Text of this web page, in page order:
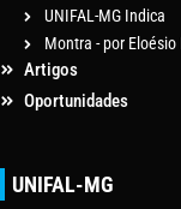
UNIFAL-MG Indica
Montra - por Eloésio
Artigos
Oportunidades
UNIFAL-MG